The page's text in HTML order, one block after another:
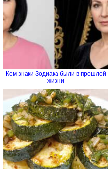
Кем знаки Зодиака были в прошлой
жизни